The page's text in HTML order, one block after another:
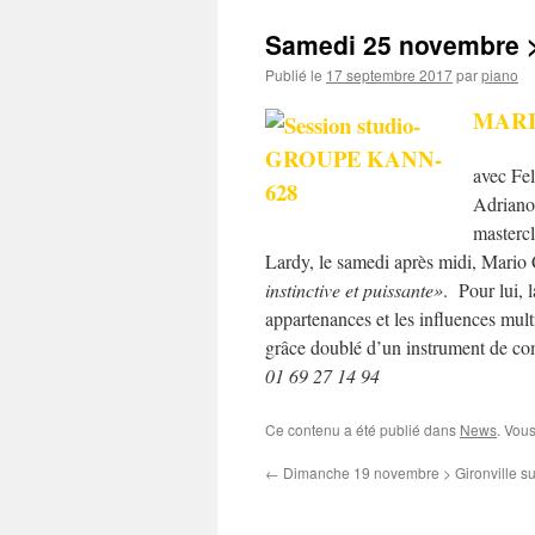
Samedi 25 novembre
Publié le 17 septembre 2017parpiano
avec
Lardy, le samedi après midi, Mario
instinctive et puissante». Pour lui,
appartenances et les influences
grâce doublé d’un instrument de
01 69 27 14 94
Ce contenu a été publié dans News.
← Dimanche 19 novembre > Gironville